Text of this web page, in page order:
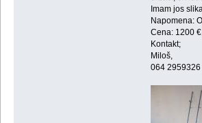
Imam jos
Napomena:
Cena: 1200
Kontakt;
Miloš,
064 2959326